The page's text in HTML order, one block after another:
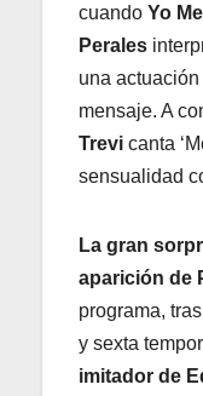
cuando Yo
Perales
una
mensaje. A
Trevi canta
sensualidad
La gran
aparición de
programa,
y sexta
imitador de